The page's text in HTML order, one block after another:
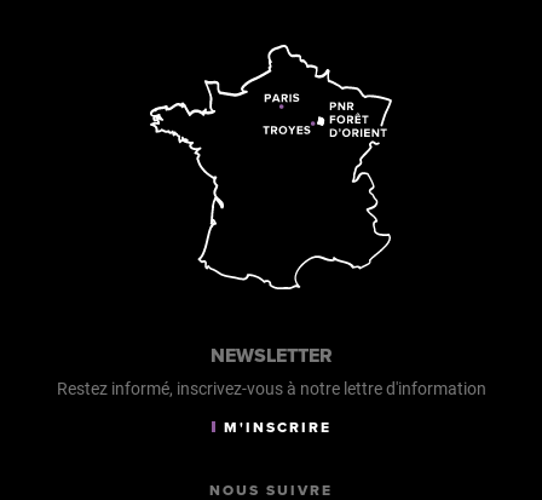
NEWSLETTER
Restez informé, inscrivez-vous à notre lettre d'information
M'INSCRIRE
NOUS SUIVRE